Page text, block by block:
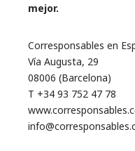
mejor.
Corresponsables en
Vía Augusta, 29
08006 (Barcelona)
T +34 93 752 47 78